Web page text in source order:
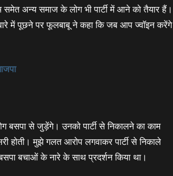
अन्‍य समाज के लोग भी पार्टी में आने को तैयार हैं।
में पूछने पर फूलबाबू ने कहा कि जब आप ज्‍वॉइन करेंगे
बसपा से जुड़ेंगे। उनको पार्टी से निकालने का काम
होती। मुझे गलत आरोप लगवाकर पार्टी से निकाले
बचाओं के नारे के साथ प्रदर्शन किया था।